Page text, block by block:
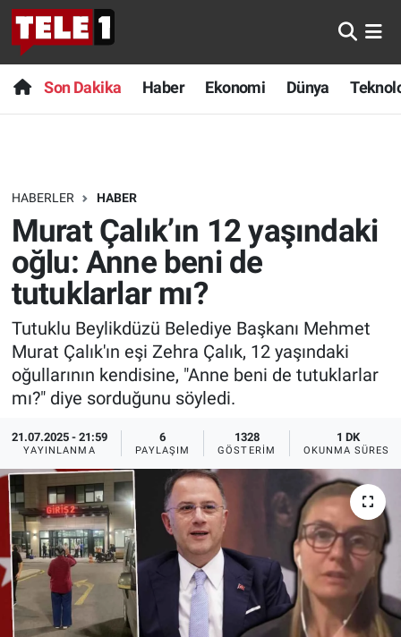
Son Dakika Haber Ekonomi Dünya
HABERLER HABER
Murat Çalık’ın 12 yaşındaki
oğlu: Anne beni de
tutuklarlar mı?
Tutuklu Beylikdüzü Belediye Başkanı Mehmet
Murat Çalık'ın eşi Zehra Çalık, 12 yaşındaki
oğullarının kendisine, "Anne beni de tutuklarlar
mı?" diye sorduğunu söyledi.
21.07.2025 - 21:59
YAYINLANMA
6
PAYLAŞIM
1328
GÖSTERIM
1 DK
OKUNMA SÜRESI
Anında Manşet
Başka Sohbetler
Bilim turu
Bilim ve Teknoloji Evreni
Doğa Konuşuyor
Dünya
Ege Saati
Ege'den Esintiler
Eğitim
Eğlence
Ekonomi
Forum
Son Dakika
Haber
Dünya
Teknoloji
Sağlık
Spor
Yayın Akışı
İletişim
Nöbetçi Eczaneler
Hava Durumu
Trafik Durumu
Süper Lig Puan Durumu ve Fikstür
Tüm Manşetler
Son Dakika Haberleri
Haber Arşivi